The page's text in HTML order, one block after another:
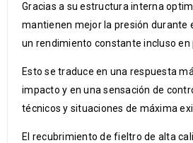
Gracias a su estructura interna
mantienen mejor la presión durante
un rendimiento constante incluso en
Esto se traduce en una respuesta
impacto y en una sensación de
técnicos y situaciones de máxima
El recubrimiento de fieltro de alta